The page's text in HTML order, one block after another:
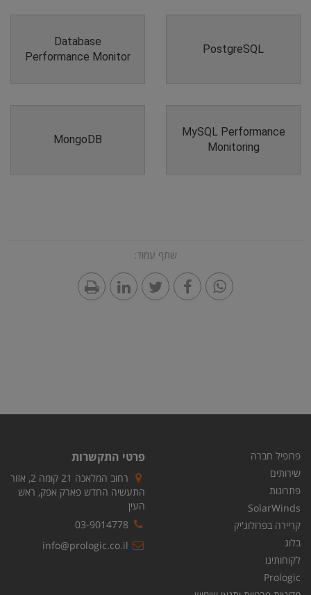
Database
Performance Monitor
PostgreSQL
MongoDB
MySQL Performance
Monitoring
שתף עמוד:
פרופיל חברה
שירותים
פתרונות
SolarWinds
קריירה בפרולוג'יק
בלוג
לקוחותינו
Prologic
פרטי התקשרות
רחוב המלאכה 21 קומה 2, אזור
התעשיה החדש פארק אפק, ראש
העין
03-9014778
info@prologic.co.il